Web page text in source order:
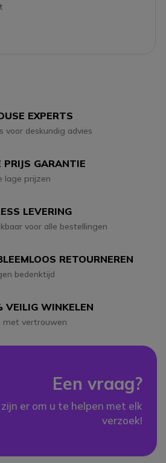
EXPERTS
voor deskundig advies
PRIJS GARANTIE
lage prijzen
LEVERING
voor alle bestellingen
RETOURNEREN
bedenktijd
VEILIG WINKELEN
met vertrouwen
Een vraag?
er om u te helpen met elk
verzoek!